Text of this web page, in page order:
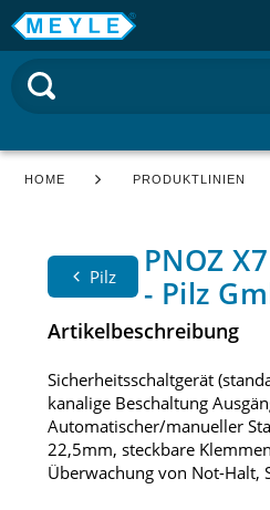
HOME PRODUKTLINIEN
Pilz
PNOZ
- Pilz
Artikelbeschreibung
Sicherheitsschaltgerät
kanalige Beschaltung
Automatischer/manueller
22,5mm, steckbare
Überwachung von Not-Halt,